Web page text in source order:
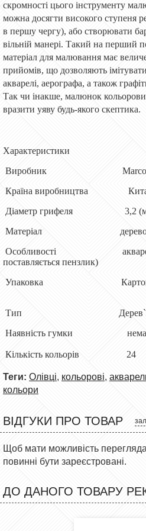
скромності цього інструменту
можна досягти високого ступеня
в першу чергу), або створювати
вільній манері. Такий на перший
матеріал для малювання має
прийомів, що дозволяють
акварелі, аерографа, а також
Так чи інакше, малюнок
вразити уяву будь-якого скептика.
Характеристики
Виробник Marco
Країна виробництва
Діаметр грифеля 3,2
Матеріал
Особливості
поставляється пензлик)
Упаковка Картонна
Тип Дерев`яний
Наявність гумки
Кількість кольорів 24
Теги: Олівці, кольорові,
кольори
ВІДГУКИ ПРО ТОВАР
Щоб мати можливість
повинні бути зареєстровані.
ДО ДАНОГО ТОВАРУ